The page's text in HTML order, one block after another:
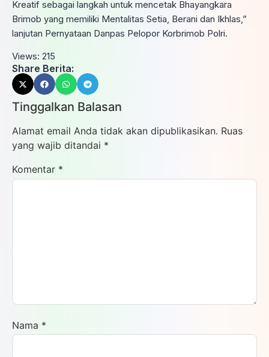
Kreatif sebagai langkah untuk mencetak Bhayangkara
Brimob yang memiliki Mentalitas Setia, Berani dan Ikhlas,”
lanjutan Pernyataan Danpas Pelopor Korbrimob Polri.
Views: 215
Share Berita:
Tinggalkan Balasan
Alamat email Anda tidak akan dipublikasikan. Ruas
yang wajib ditandai *
Komentar *
Nama *